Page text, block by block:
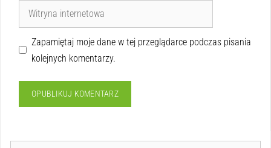
Zapamiętaj moje dane w tej przeglądarce podczas pisania
kolejnych komentarzy.